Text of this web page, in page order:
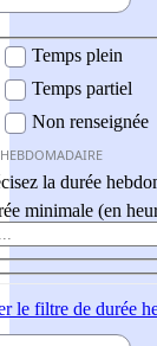
Temps plein
Temps partiel
Non renseignée
la durée
minimale (en
le filtre de durée